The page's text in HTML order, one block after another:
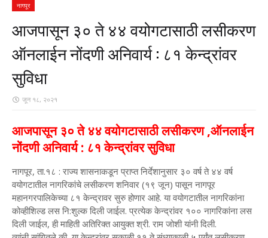
नागपूर
आजपासून ३० ते ४४ वयोगटासाठी लसीकरण
ऑनलाईन नोंदणी अनिवार्य : ८१ केन्द्रांवर
सुविधा
जून १८, २०२१
आजपासून ३० ते ४४ वयोगटासाठी लसीकरण ,ऑनलाईन
नोंदणी अनिवार्य : ८१ केन्द्रांवर सुविधा
नागपूर, ता.१८ : राज्य शासनाकडून प्राप्त निर्देशानुसार ३० वर्ष ते ४४ वर्ष
वयोगटातील नागरिकांचे लसीकरण शनिवार (१९ जून) पासून नागपूर
महानगरपालिकेच्या ८१ केन्द्रावर सुरु होणार आहे. या वयोगटातील नागरिकांना
कोव्हीशिल्ड लस नि:शुल्क दिली जाईल. प्रत्येक केन्द्रांवर १०० नागरिकांना लस
दिली जाईल, ही माहिती अतिरिक्त आयुक्त श्री. राम जोशी यांनी दिली.